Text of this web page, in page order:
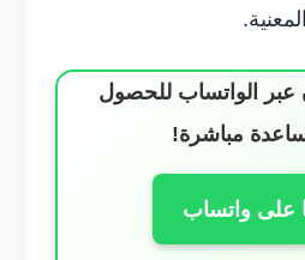
عبر الواتساب للحصول
مباشرة!
على واتساب